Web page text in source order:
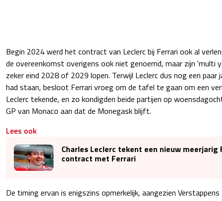
Begin 2024 werd het contract van Leclerc bij Ferrari ook al
de overeenkomst overigens ook niet genoemd, maar zijn
zeker eind 2028 of 2029 lopen. Terwijl Leclerc dus nog een
had staan, besloot Ferrari vroeg om de tafel te gaan om een
Leclerc tekende, en zo kondigden beide partijen op
GP van Monaco aan dat de Monegask blijft.
Lees ook
Charles Leclerc tekent een nieuw meerjarig
contract met Ferrari
De timing ervan is enigszins opmerkelijk, aangezien